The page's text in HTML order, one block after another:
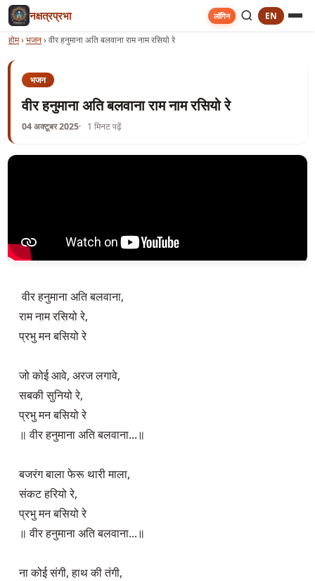
नक्षत्रप्रभा लॉगिन EN
होम›भजन›वीर हनुमाना अति बलवाना राम नाम रसियो रे
भजन
वीर हनुमाना अति बलवाना राम नाम रसियो रे
04 अक्टूबर 2025 1 मिनट पढ़ें
वीर हनुमाना अति बलवाना,
राम नाम रसियो रे,
प्रभु मन बसियो रे
जो कोई आवे, अरज लगावे,
सबकी सुनियो रे,
प्रभु मन बसियो रे
॥ वीर हनुमाना अति बलवाना...॥
बजरंग बाला फेरू थारी माला,
संकट हरियो रे,
प्रभु मन बसियो रे
॥ वीर हनुमाना अति बलवाना...॥
ना कोई संगी, हाथ की तंगी,